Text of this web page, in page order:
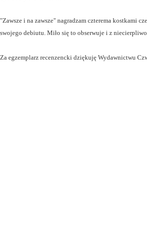
"Zawsze i na zawsze" nagradzam czterema kostkami
swojego debiutu. Miło się to obserwuje i z
Za egzemplarz recenzencki dziękuję Wydawnictwu